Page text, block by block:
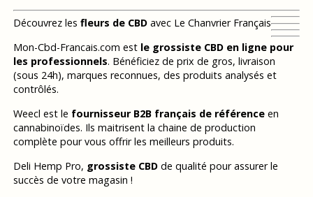
Découvrez les fleurs de CBDavec Le Chanvrier Français
Mon-Cbd-Francais.com est le grossiste CBD en ligne pour
les professionnels. Bénéficiez de prix de gros, livraison
(sous 24h), marques reconnues, des produits analysés et
contrôlés.
Weecl est le fournisseur B2B français de référenceen
cannabinoïdes. Ils maitrisent la chaine de production
complète pour vous offrir les meilleurs produits.
Deli Hemp Pro, grossiste CBDde qualité pour assurer le
succès de votre magasin !